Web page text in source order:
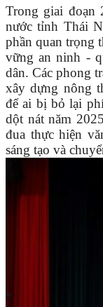
Trong giai đoạn
nước tỉnh Thái
phần quan trọng
vững an ninh -
dân. Các phong
xây dựng nông
để ai bị bỏ lại
dột nát năm
đua thực hiện
sáng tạo và